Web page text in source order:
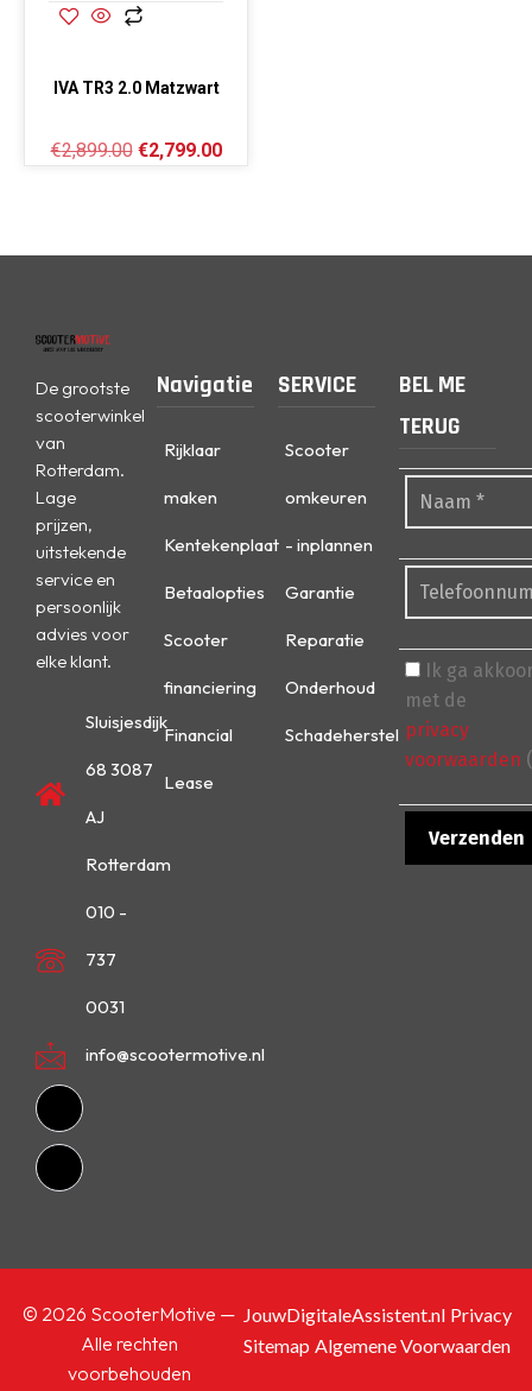
IVA TR3 2.0 Matzwart
€2,899.00 €2,799.00
De grootste
scooterwinkel
van
Rotterdam.
Lage
prijzen,
uitstekende
service en
persoonlijk
advies voor
elke klant.
Sluisjesdijk
68 3087
AJ
Rotterdam
010 -
737
0031
info@scootermotive.nl
Navigatie
Rijklaar
maken
Kentekenplaat
Betaalopties
Scooter
financiering
Financial
Lease
SERVICE
Scooter
omkeuren
- inplannen
Garantie
Reparatie
Onderhoud
Schadeherstel
BEL ME
TERUG
Ik ga
met de
privacy
voorwaarden
© 2026 ScooterMotive —
Alle rechten
voorbehouden
JouwDigitaleAssistent.nl Privacy
Sitemap Algemene Voorwaarden